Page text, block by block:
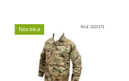
Novinka Kód: 223/171